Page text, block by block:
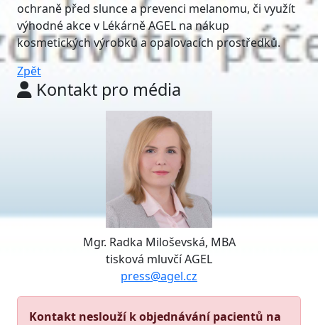
ochraně před slunce a prevenci melanomu, či využít
výhodné akce v Lékárně AGEL na nákup
kosmetických výrobků a opalovacích prostředků.
Zpět
Kontakt pro média
Mgr. Radka Miloševská, MBA
tisková mluvčí AGEL
press@agel.cz
Kontakt neslouží k objednávání pacientů na